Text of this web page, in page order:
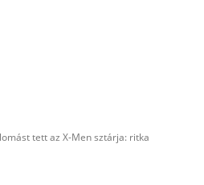
tett az X-Men sztárja: ritka